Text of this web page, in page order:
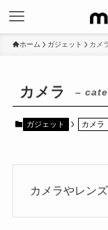
ホーム ガジェット カメラ
カメラ –
ガジェット カメラ
カメラやレン